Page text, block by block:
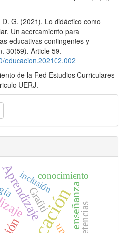
G. (2021). Lo didáctico como
Un acercamiento para
educativas contingentes y
30(59), Article 59.
educacion.202102.002
de la Red Estudios Curriculares
UERJ.
Aprendizaje enseñanza
Grafiti
inclusiónconocimiento